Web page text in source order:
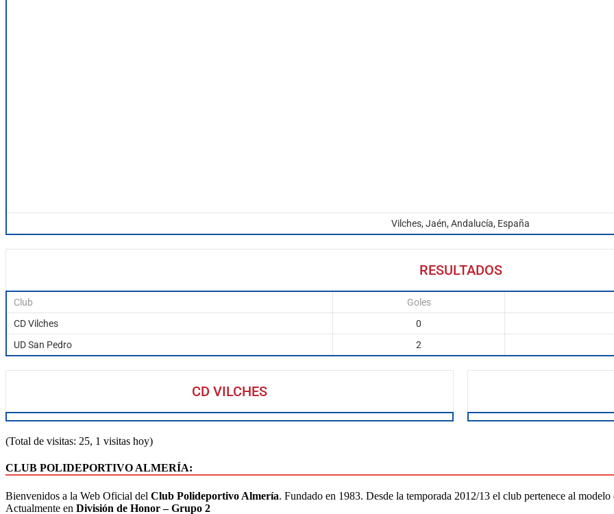
Vilches, Jaén, Andalucía, España
RESULTADOS
Club
Goles
CD Vilches
0
UD San Pedro
2
CD VILCHES
(Total de visitas: 25, 1 visitas hoy)
CLUB POLIDEPORTIVO ALMERÍA:
Bienvenidos a la Web Oficial del Club Polideportivo Almería. Fundado en 1983. Desde la temporada 2012/13 el club pertenece al
Actualmente en División de Honor – Grupo 2